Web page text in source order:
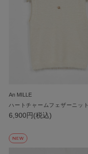
An MILLE
ハートチャームフェザーニット
6,900円(税込)
NEW